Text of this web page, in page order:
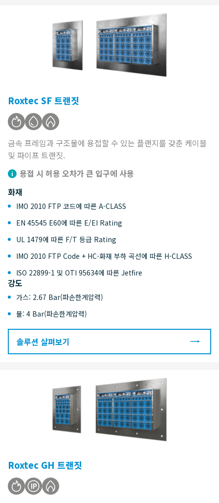
Roxtec SF 트랜짓
금속 프레임과 구조물에 용접할 수 있는 플랜지를 갖춘 케이블
및 파이프 트랜짓.
용접 시 허용 오차가 큰 입구에 사용
화재
IMO 2010 FTP 코드에 따른 A-CLASS
EN 45545 E60에 따른 E/EI Rating
UL 1479에 따른 F/T 등급 Rating
IMO 2010 FTP Code + HC-화재 부하 곡선에 따른 H-CLASS
ISO 22899-1 및 OTI 95634에 따른 Jetfire
강도
가스: 2.67 Bar(파손한계압력)
물: 4 Bar(파손한계압력)
솔루션 살펴보기
Roxtec GH 트랜짓